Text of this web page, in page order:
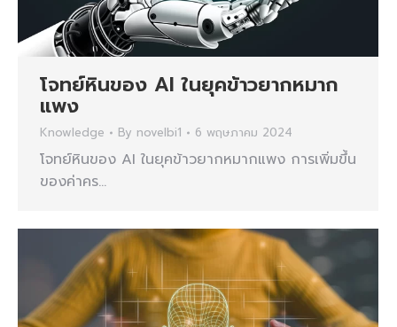
โจทย์หินของ AI ในยุคข้าวยากหมาก
แพง
Knowledge By novelbi1 6 พฤษภาคม 2024
โจทย์หินของ AI ในยุคข้าวยากหมากแพง การเพิ่มขึ้น
ของค่าคร…